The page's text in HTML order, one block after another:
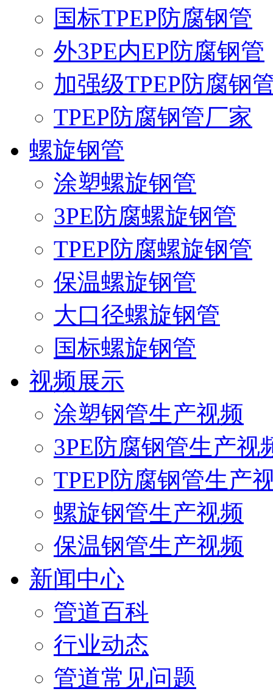
国标TPEP防腐钢管
外3PE内EP防腐钢管
加强级TPEP防腐钢
TPEP防腐钢管厂家
螺旋钢管
涂塑螺旋钢管
3PE防腐螺旋钢管
TPEP防腐螺旋钢管
保温螺旋钢管
大口径螺旋钢管
国标螺旋钢管
视频展示
涂塑钢管生产视频
3PE防腐钢管生产视
TPEP防腐钢管生产
螺旋钢管生产视频
保温钢管生产视频
新闻中心
管道百科
行业动态
管道常见问题